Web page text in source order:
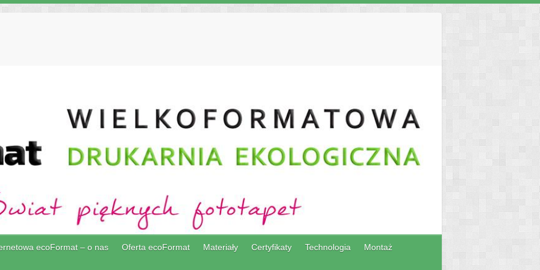
ecoFormat – o nas Oferta ecoFormat Materiały Certyfikaty Technologia Montaż